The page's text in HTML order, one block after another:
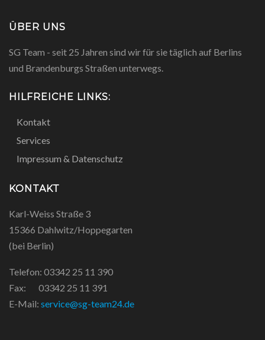
ÜBER UNS
SG Team - seit 25 Jahren sind wir für sie täglich auf Berlins
und Brandenburgs Straßen unterwegs.
HILFREICHE LINKS:
Kontakt
Services
Impressum & Datenschutz
KONTAKT
Karl-Weiss Straße 3
15366 Dahlwitz/Hoppegarten
(bei Berlin)
Telefon: 03342 25 11 390
Fax: 03342 25 11 391
E-Mail: service@sg-team24.de